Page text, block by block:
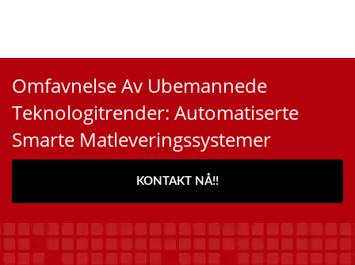
Omfavnelse Av Ubemannede
Teknologitrender: Automatiserte
Smarte Matleveringssystemer
KONTAKT NÅ!!